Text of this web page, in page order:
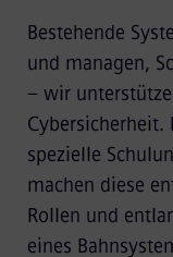
Bestehende
und managen,
– wir
spezielle
machen diese
Rollen und
eines